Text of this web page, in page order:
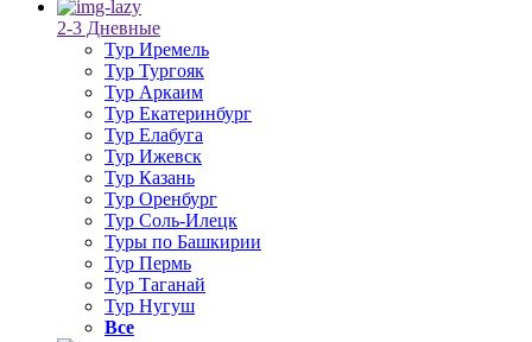
2-3 Дневные
Тур Иремель
Тур Тургояк
Тур Аркаим
Тур Екатеринбург
Тур Елабуга
Тур Ижевск
Тур Казань
Тур Оренбург
Тур Соль-Илецк
Туры по Башкирии
Тур Пермь
Тур Таганай
Тур Нугуш
Все